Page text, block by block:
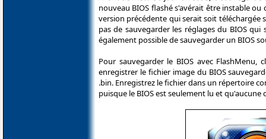
nouveau BIOS flashé s'avérait être instable
version précédente qui serait soit téléchargée
pas de sauvegarder les réglages du BIOS
également possible de sauvegarder un BIOS
Pour sauvegarder le BIOS avec
enregistrer le fichier image du BIOS
.bin. Enregistrez le fichier dans un répertoire
puisque le BIOS est seulement lu et qu'aucune